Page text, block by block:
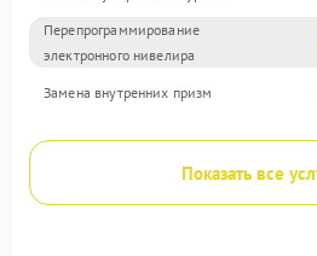
Перепрограммирование
электронного нивелира
Замена внутренних призм
Показать все